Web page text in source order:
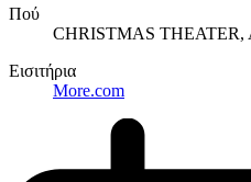
Πού
CHRISTMAS THEATER,
Εισιτήρια
More.com